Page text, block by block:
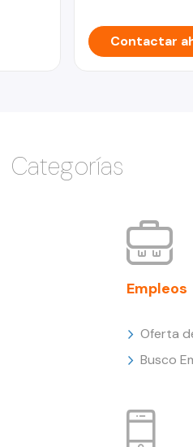
Contactar
Categorías
Empleos
Oferta
Busco